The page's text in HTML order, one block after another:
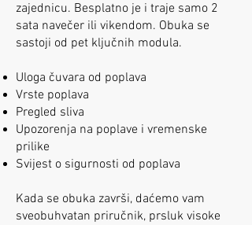
zajednicu. Besplatno je i traje samo 2
sata navečer ili vikendom. Obuka se
sastoji od pet ključnih modula.
Uloga čuvara od poplava
Vrste poplava
Pregled sliva
Upozorenja na poplave i vremenske
prilike
Svijest o sigurnosti od poplava
Kada se obuka završi, daćemo vam
sveobuhvatan priručnik, prsluk visoke